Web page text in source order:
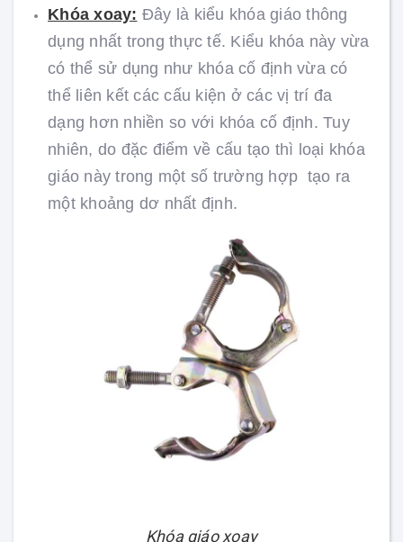
Khóa xoay: Đây là kiểu khóa giáo thông
dụng nhất trong thực tế. Kiểu khóa này vừa
có thể sử dụng như khóa cố định vừa có
thể liên kết các cấu kiện ở các vị trí đa
dạng hơn nhiền so với khóa cố định. Tuy
nhiên, do đặc điểm về cấu tạo thì loại khóa
giáo này trong một số trường hợp tạo ra
một khoảng dơ nhất định.
Khóa giáo xoay